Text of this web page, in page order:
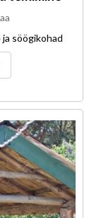
söögikohad